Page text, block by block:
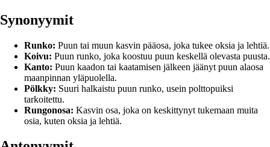
Synonyymit
Runko: Puun tai muun kasvin pääosa, joka tukee oksia ja lehtiä.
Koivu: Puun runko, joka koostuu puun keskellä olevasta puusta.
Kanto: Puun kaadon tai kaatamisen jälkeen jäänyt puun alaosa
maanpinnan yläpuolella.
Pölkky: Suuri halkaistu puun runko, usein polttopuiksi
tarkoitettu.
Rungonosa: Kasvin osa, joka on keskittynyt tukemaan muita
osia, kuten oksia ja lehtiä.